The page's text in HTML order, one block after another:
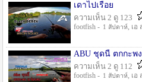
เดาไปเรื่อย
ความเห็น 2 ดู 123
footfish - 1 สัปดาห์, เอ
ABU ชุดนี้ ตกกะพ
ความเห็น 2 ดู 112
footfish - 1 สัปดาห์, เอ